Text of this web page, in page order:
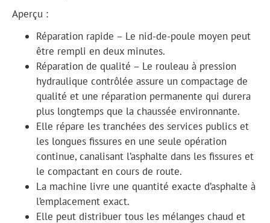
Aperçu :
Réparation rapide – Le nid-de-poule moyen peut
être rempli en deux minutes.
Réparation de qualité – Le rouleau à pression
hydraulique contrôlée assure un compactage de
qualité et une réparation permanente qui durera
plus longtemps que la chaussée environnante.
Elle répare les tranchées des services publics et
les longues fissures en une seule opération
continue, canalisant l’asphalte dans les fissures et
le compactant en cours de route.
La machine livre une quantité exacte d’asphalte à
l’emplacement exact.
Elle peut distribuer tous les mélanges chaud et